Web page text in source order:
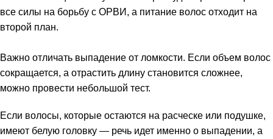
все силы на борьбу с ОРВИ, а питание волос отходит на
второй план.
Важно отличать выпадение от ломкости. Если объем волос
сокращается, а отрастить длину становится сложнее,
можно провести небольшой тест.
Если волосы, которые остаются на расческе или подушке,
имеют белую головку — речь идет именно о выпадении, а